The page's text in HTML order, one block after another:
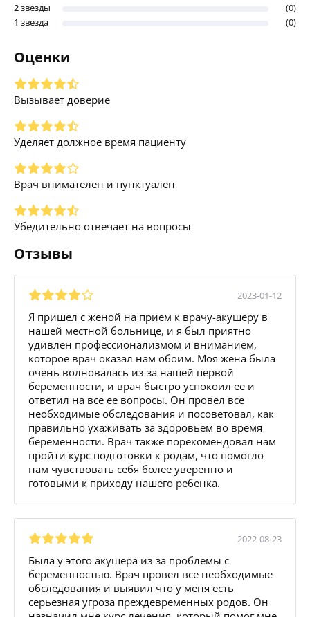
2 звезды
(0)
1 звезда
(0)
Оценки
Вызывает доверие
Уделяет должное время пациенту
Врач внимателен и пунктуален
Убедительно отвечает на вопросы
Отзывы
2023-01-12
Я пришел с женой на прием к врачу-акушеру в
нашей местной больнице, и я был приятно
удивлен профессионализмом и вниманием,
которое врач оказал нам обоим. Моя жена была
очень волновалась из-за нашей первой
беременности, и врач быстро успокоил ее и
ответил на все ее вопросы. Он провел все
необходимые обследования и посоветовал, как
правильно ухаживать за здоровьем во время
беременности. Врач также порекомендовал нам
пройти курс подготовки к родам, что помогло
нам чувствовать себя более уверенно и
готовыми к приходу нашего ребенка.
2022-08-23
Была у этого акушера из-за проблемы с
беременностью. Врач провел все необходимые
обследования и выявил что у меня есть
серьезная угроза преждевременных родов. Он